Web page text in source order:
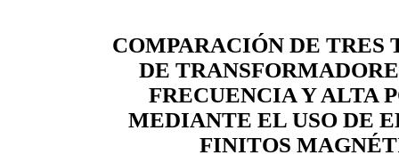
COMPARACIÓN DE TRES
DE
FRECUENCIA Y ALTA
MEDIANTE EL USO DE
FINITOS